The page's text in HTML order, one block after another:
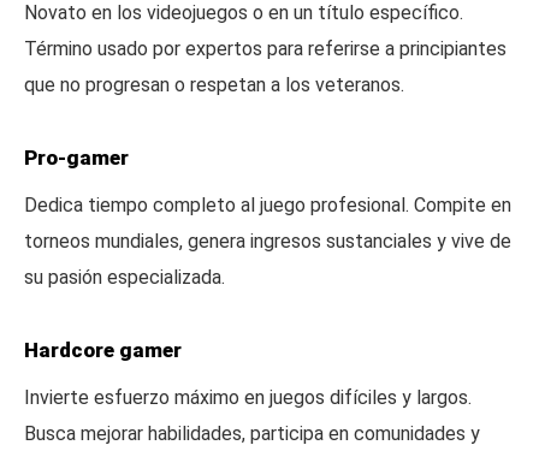
Novato en los videojuegos o en un título específico.
Término usado por expertos para referirse a principiantes
que no progresan o respetan a los veteranos.
Pro-gamer
Dedica tiempo completo al juego profesional. Compite en
torneos mundiales, genera ingresos sustanciales y vive de
su pasión especializada.
Hardcore gamer
Invierte esfuerzo máximo en juegos difíciles y largos.
Busca mejorar habilidades, participa en comunidades y